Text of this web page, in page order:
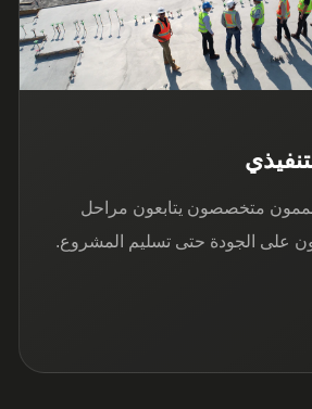
متخصصون يتابعون مراحل
على الجودة حتى تسليم المشروع.